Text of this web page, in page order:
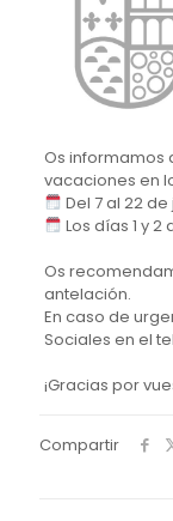
Os informamos
vacaciones en
Del 7 al 22 de
Los días 1 y
Os
antelación.
En caso de
Sociales en el
¡Gracias por
Compartir